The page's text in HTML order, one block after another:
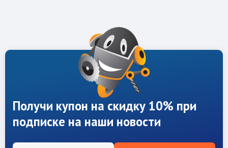
Получи купон на скидку 10% при
подписке на наши новости